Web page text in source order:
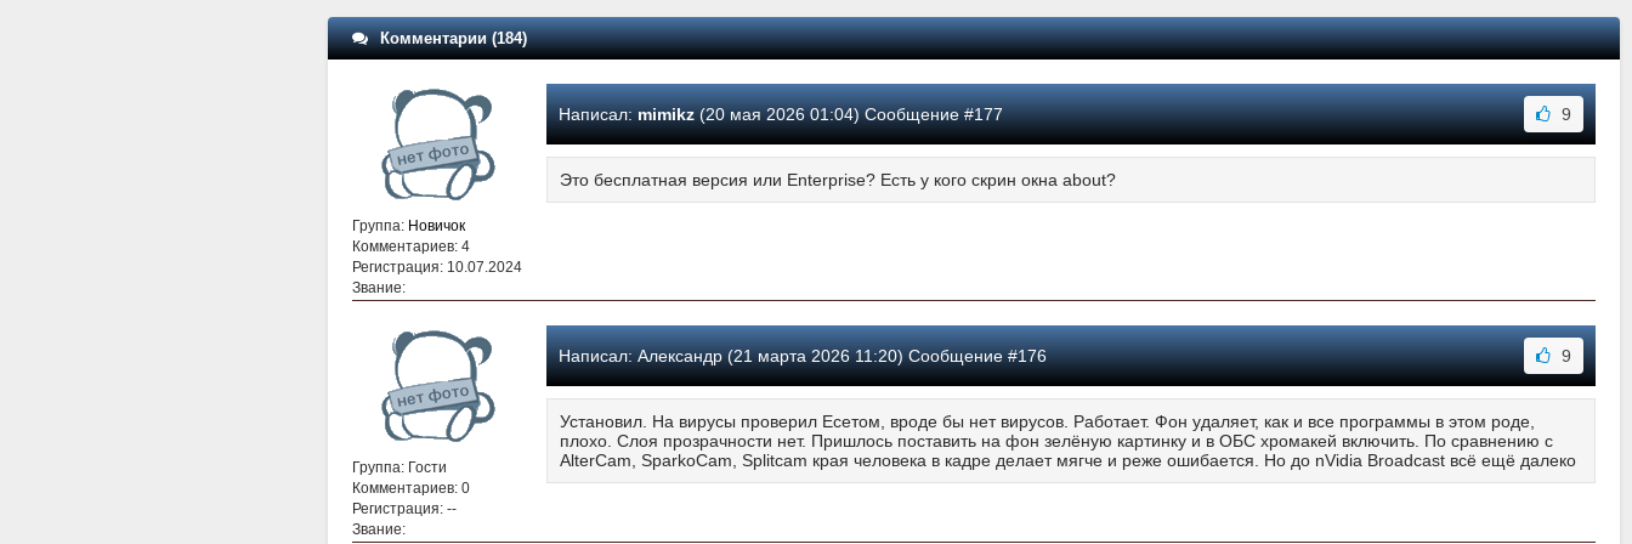
Комментарии (184)
Группа: Новичок
Комментариев: 4
Регистрация: 10.07.2024
Звание:
Написал: mimikz(20 мая 2026 01:04) Сообщение #177 9
Это бесплатная версия или Enterprise? Есть у кого скрин окна about?
Группа: Гости
Комментариев: 0
Регистрация: --
Звание:
Написал:Александр (21 марта 2026 11:20) Сообщение #176 9
Установил. На вирусы проверил Есетом, вроде бы нет вирусов. Работает. Фон удаляет, как и все программы в этом роде,
плохо. Слоя прозрачности нет. Пришлось поставить на фон зелёную картинку и в ОБС хромакей включить. По сравнению с
AlterCam, SparkoCam, Splitcam края человека в кадре делает мягче и реже ошибается. Но до nVidia Broadcast всё ещё далеко